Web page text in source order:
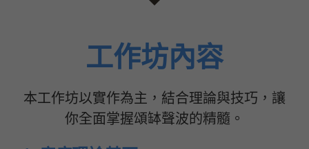
工作坊內容
本工作坊以實作為主，結合理論與技巧，讓
你全面掌握頌缽聲波的精髓。